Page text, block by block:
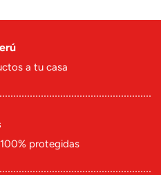
a tu casa
protegidas